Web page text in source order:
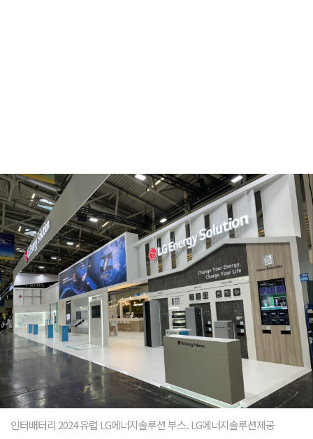
인터배터리 2024 유럽 LG에너지솔루션 부스. LG에너지솔루션제공